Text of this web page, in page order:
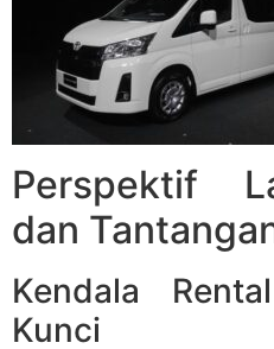
Perspektif
dan
Kendala
Kunci